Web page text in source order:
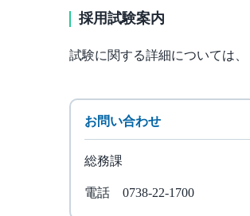
採用試験案内
試験に関する詳細については、
お問い合わせ
総務課
電話 0738-22-1700